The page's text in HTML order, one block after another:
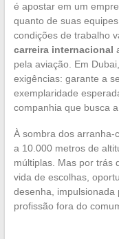
é apostar em um
quanto de suas
condições de trabalho
carreira internacional
pela aviação. Em
exigências: garante a
exemplaridade
companhia que busca a
À sombra dos arranha-
a 10.000 metros de
múltiplas. Mas por trás
vida de escolhas,
desenha, impulsionada
profissão fora do